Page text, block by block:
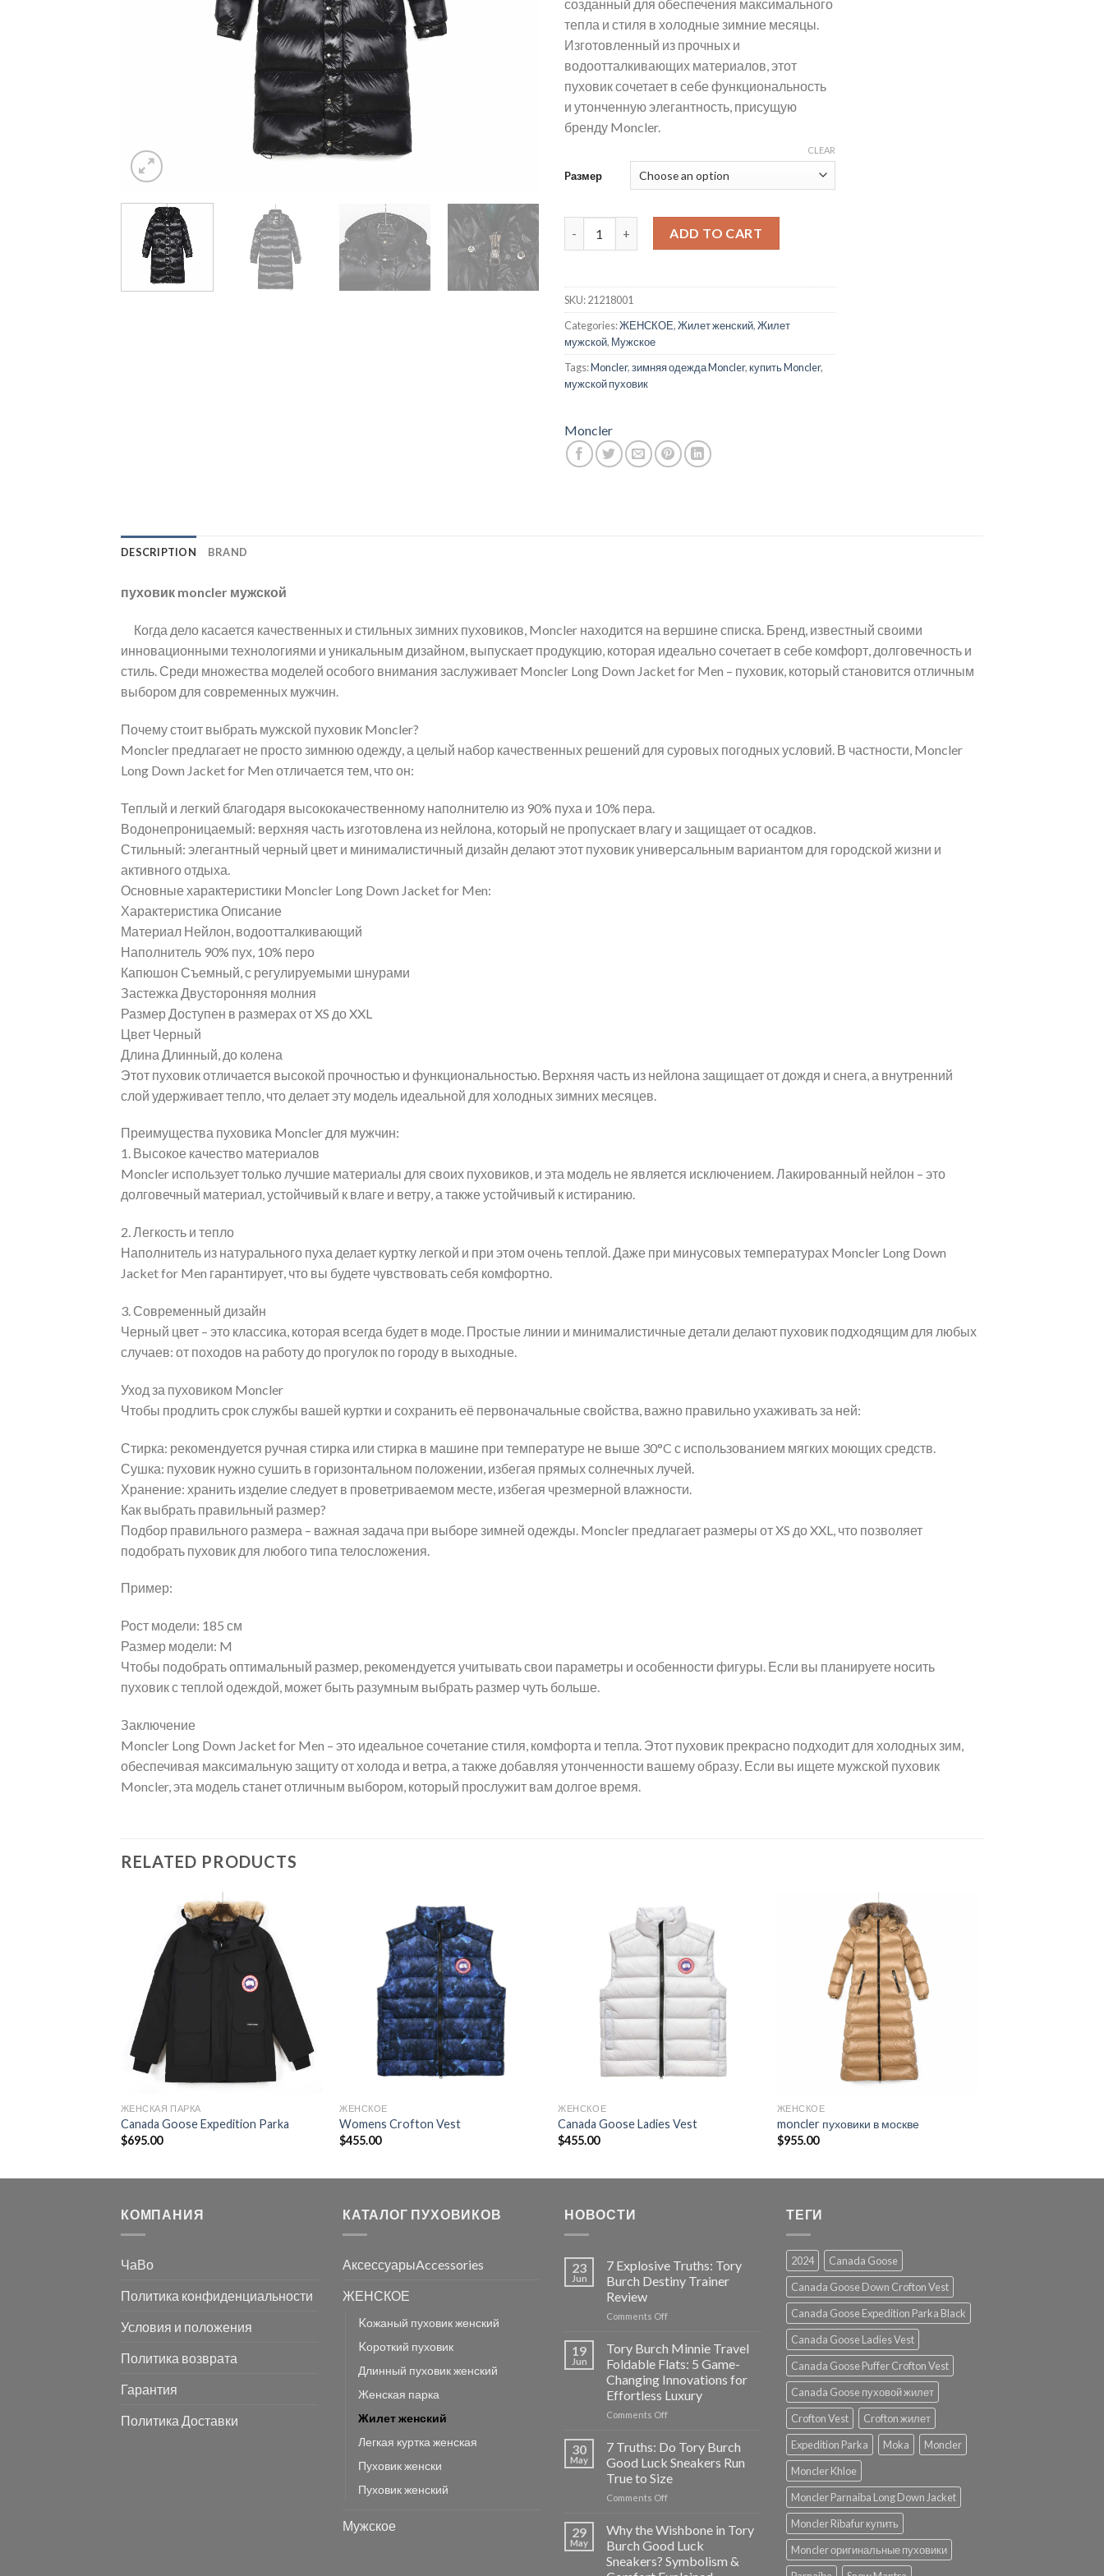
созданный для обеспечения максимального
тепла и стиля в холодные зимние месяцы.
Изготовленный из прочных и
водоотталкивающих материалов, этот
пуховик сочетает в себе функциональность
и утонченную элегантность, присущую
бренду Moncler.
Pазмер
CLEAR
ADD TO CART
SKU:21218001
Categories:ЖЕНСКОЕ,Жилет женский,Жилет
мужской, Мужское
Tags:Moncler,зимняя одежда Moncler,купить Moncler,
мужской пуховик
Moncler
DESCRIPTION BRAND
пуховик moncler мужской
Когда дело касается качественных и стильных зимних пуховиков, Moncler находится на вершине списка. Бренд, известный своими
инновационными технологиями и уникальным дизайном, выпускает продукцию, которая идеально сочетает в себе комфорт, долговечность и
стиль. Среди множества моделей особого внимания заслуживает Moncler Long Down Jacket for Men – пуховик, который становится отличным
выбором для современных мужчин.
Почему стоит выбрать мужской пуховик Moncler?
Moncler предлагает не просто зимнюю одежду, а целый набор качественных решений для суровых погодных условий. В частности, Moncler
Long Down Jacket for Men отличается тем, что он:
Теплый и легкий благодаря высококачественному наполнителю из 90% пуха и 10% пера.
Водонепроницаемый: верхняя часть изготовлена из нейлона, который не пропускает влагу и защищает от осадков.
Стильный: элегантный черный цвет и минималистичный дизайн делают этот пуховик универсальным вариантом для городской жизни и
активного отдыха.
Основные характеристики Moncler Long Down Jacket for Men:
Характеристика Описание
Материал Нейлон, водоотталкивающий
Наполнитель 90% пух, 10% перо
Капюшон Съемный, с регулируемыми шнурами
Застежка Двусторонняя молния
Размер Доступен в размерах от XS до XXL
Цвет Черный
Длина Длинный, до колена
Этот пуховик отличается высокой прочностью и функциональностью. Верхняя часть из нейлона защищает от дождя и снега, а внутренний
слой удерживает тепло, что делает эту модель идеальной для холодных зимних месяцев.
Преимущества пуховика Moncler для мужчин:
1. Высокое качество материалов
Moncler использует только лучшие материалы для своих пуховиков, и эта модель не является исключением. Лакированный нейлон – это
долговечный материал, устойчивый к влаге и ветру, а также устойчивый к истиранию.
2. Легкость и тепло
Наполнитель из натурального пуха делает куртку легкой и при этом очень теплой. Даже при минусовых температурах Moncler Long Down
Jacket for Men гарантирует, что вы будете чувствовать себя комфортно.
3. Современный дизайн
Черный цвет – это классика, которая всегда будет в моде. Простые линии и минималистичные детали делают пуховик подходящим для любых
случаев: от походов на работу до прогулок по городу в выходные.
Уход за пуховиком Moncler
Чтобы продлить срок службы вашей куртки и сохранить её первоначальные свойства, важно правильно ухаживать за ней:
Стирка: рекомендуется ручная стирка или стирка в машине при температуре не выше 30°C с использованием мягких моющих средств.
Сушка: пуховик нужно сушить в горизонтальном положении, избегая прямых солнечных лучей.
Хранение: хранить изделие следует в проветриваемом месте, избегая чрезмерной влажности.
Как выбрать правильный размер?
Подбор правильного размера – важная задача при выборе зимней одежды. Moncler предлагает размеры от XS до XXL, что позволяет
подобрать пуховик для любого типа телосложения.
Пример:
Рост модели: 185 см
Размер модели: M
Чтобы подобрать оптимальный размер, рекомендуется учитывать свои параметры и особенности фигуры. Если вы планируете носить
пуховик с теплой одеждой, может быть разумным выбрать размер чуть больше.
Заключение
Moncler Long Down Jacket for Men – это идеальное сочетание стиля, комфорта и тепла. Этот пуховик прекрасно подходит для холодных зим,
обеспечивая максимальную защиту от холода и ветра, а также добавляя утонченности вашему образу. Если вы ищете мужской пуховик
Moncler, эта модель станет отличным выбором, который прослужит вам долгое время.
RELATED PRODUCTS
ЖЕНСКАЯ ПАРКА
Canada Goose Expedition Parka
$695.00
ЖЕНСКОЕ
Womens Crofton Vest
$455.00
ЖЕНСКОЕ
Canada Goose Ladies Vest
$455.00
ЖЕНСКОЕ
moncler пуховики в москве
$955.00
КОМПАНИЯ
ЧаВо
Политика конфиденциальности
Условия и положения
Политика возврата
Гарантия
Политика Доставки
КАТАЛОГ ПУХОВИКОВ
АксессуарыAccessories
ЖЕНСКОЕ
Kожаный пуховик женский
Kороткий пуховик
Длинный пуховик женский
Женская парка
Жилет женский
Легкая куртка женская
Пуховик женски
Пуховик женский
Мужское
НОВОСТИ
23
Jun
7 Explosive Truths: Tory
Burch Destiny Trainer
Review
Comments Offon
Explosive
Truths:
Tory
Burch
Destiny
Trainer
19
Jun
Tory Burch Minnie Travel
Foldable Flats: 5 Game-
Changing Innovations for
Effortless Luxury
Comments Offon
Burch
Minnie
Travel
Foldable
Flats:
Game-
Changing
Innovations
for
30
May
7 Truths: Do Tory Burch
Good Luck Sneakers Run
True to Size
Comments Offon
Truths:
Do
Tory
Burch
29
May
Why the Wishbone in Tory
Burch Good Luck
Sneakers? Symbolism &
ТЕГИ
2024
Canada Goose
Canada Goose Down Crofton Vest
Canada Goose Expedition Parka Black
Canada Goose Ladies Vest
Canada Goose Puffer Crofton Vest
Canada Goose пуховой жилет
Crofton Vest
Crofton жилет
Expedition Parka
Moka
Moncler
Moncler Khloe
Moncler Parnaiba Long Down Jacket
Moncler Ribafur купить
Moncler оригинальные пуховики